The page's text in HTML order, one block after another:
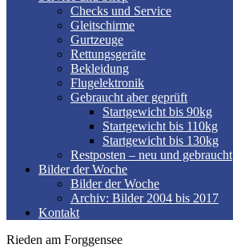
Checks und Service
Gleitschirme
Gurtzeuge
Rettungsgeräte
Bekleidung
Flugelektronik
Gebraucht aber geprüft
Startgewicht bis 90kg
Startgewicht bis 110kg
Startgewicht bis 130kg
Restposten – neu und gebraucht
Bilder der Woche
Bilder der Woche
Archiv: Bilder 2004 bis 2017
Kontakt
Rieden am Forggensee